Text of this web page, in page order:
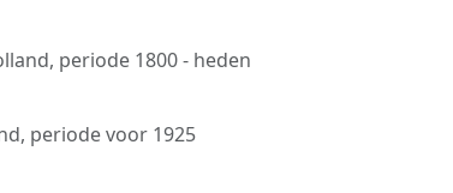
periode 1800 - heden
periode voor 1925